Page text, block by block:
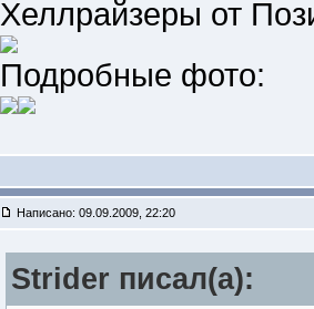
Хеллрайзеры от
Подробные фото:
Написано: 09.09.2009, 22:20
Strider писал(a):